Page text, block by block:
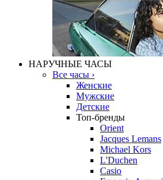
НАРУЧНЫЕ ЧАСЫ
Все часы ›
Женские
Мужские
Детские
Топ-бренды
Orient
Jacques Lemans
Michael Kors
L'Duchen
Casio